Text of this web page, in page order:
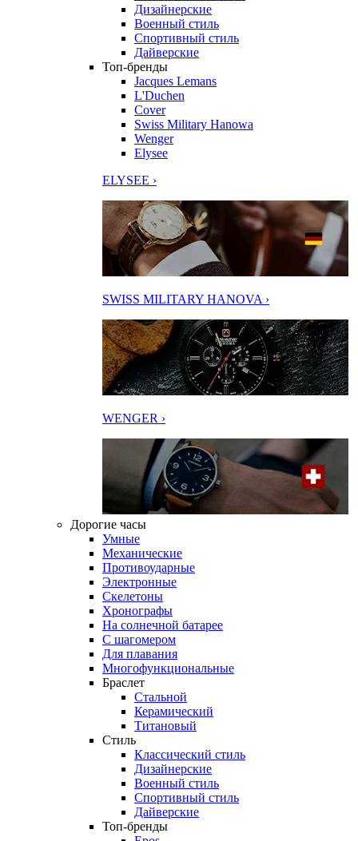
Дизайнерские
Военный стиль
Спортивный стиль
Дайверские
Топ-бренды
Jacques Lemans
L'Duchen
Cover
Swiss Military Hanowa
Wenger
Elysee
ELYSEE ›
SWISS MILITARY HANOVA ›
WENGER ›
Дорогие часы
Умные
Механические
Противоударные
Электронные
Скелетоны
Хронографы
На солнечной батарее
С шагомером
Для плавания
Многофункциональные
Браслет
Стальной
Керамический
Титановый
Стиль
Классический стиль
Дизайнерские
Военный стиль
Спортивный стиль
Дайверские
Топ-бренды